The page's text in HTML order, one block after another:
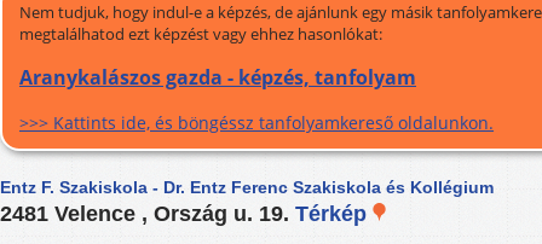
Nem tudjuk, hogy indul-e a képzés, de ajánlunk egy másik
megtalálhatod ezt képzést vagy ehhez hasonlókat:
Aranykalászos gazda - képzés, tanfolyam
>>> Kattints ide, és böngéssz tanfolyamkereső oldalunkon.
Entz F. Szakiskola - Dr. Entz Ferenc Szakiskola és Kollégium
2481 Velence , Ország u. 19. Térkép